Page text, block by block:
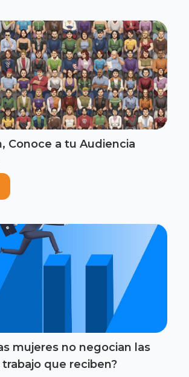
Conoce a tu Audiencia
mujeres no negocian las
que reciben?